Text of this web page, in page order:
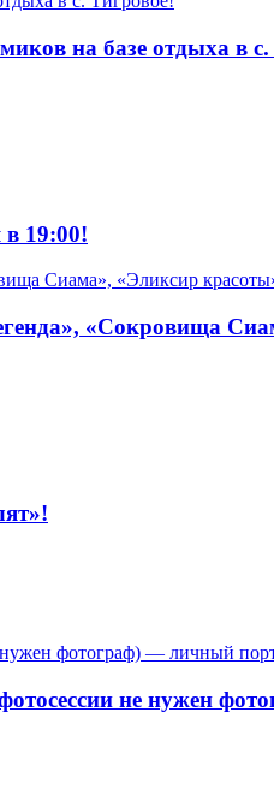
на базе отдыха в
19:00!
«Сокровища
не нужен